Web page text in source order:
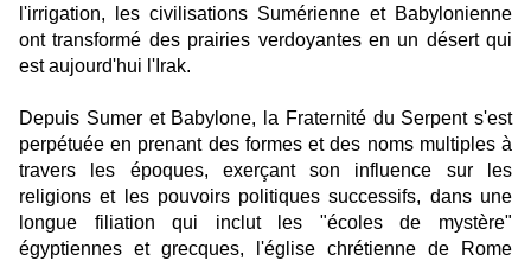
l'irrigation, les civilisations Sumérienne et Babylonienne
ont transformé des prairies verdoyantes en un désert qui
est aujourd'hui l'Irak.
Depuis Sumer et Babylone, la Fraternité du Serpent s'est
perpétuée en prenant des formes et des noms multiples à
travers les époques, exerçant son influence sur les
religions et les pouvoirs politiques successifs, dans une
longue filiation qui inclut les "écoles de mystère"
égyptiennes et grecques, l'église chrétienne de Rome